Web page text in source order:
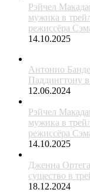
Рэйчел
мужика в
режиссёра
14.10.2025
Антонио
Паддингтону
12.06.2024
Рэйчел
мужика в
режиссёра
14.10.2025
Дженна
существо в
18.12.2024